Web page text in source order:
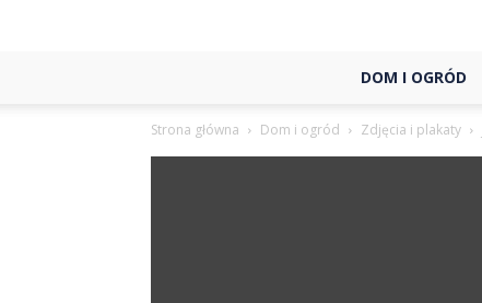
DOM I OGRÓD
Strona główna Dom i ogród Zdjęcia i plakaty